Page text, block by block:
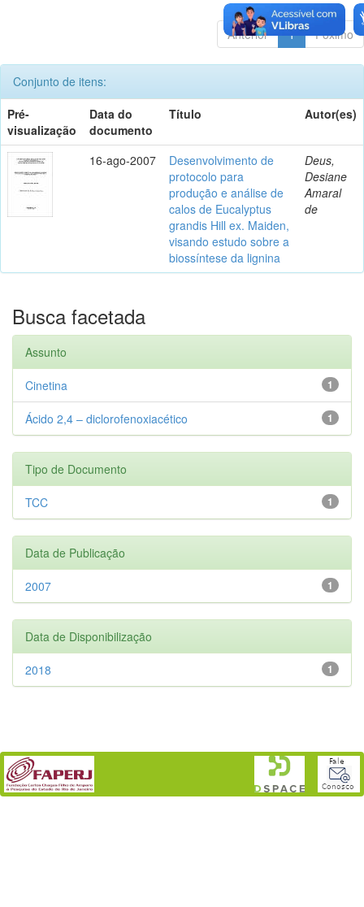
Anterior 1 Póximo
Conjunto de itens:
Pré-
visualização
Data do
documento
Título Autor(es)
16-ago-2007
Desenvolvimento de
protocolo para
produção e análise de
calos de Eucalyptus
grandis Hill ex. Maiden,
visando estudo sobre a
biossíntese da lignina
Deus,
Desiane
Amaral
de
Busca facetada
Assunto
1
Cinetina
1
Ácido 2,4 – diclorofenoxiacético
Tipo de Documento
1
TCC
Data de Publicação
1
2007
Data de Disponibilização
1
2018